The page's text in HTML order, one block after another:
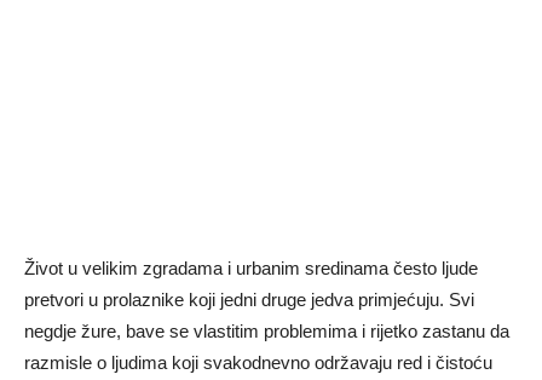
Život u velikim zgradama i urbanim sredinama često ljude
pretvori u prolaznike koji jedni druge jedva primjećuju. Svi
negdje žure, bave se vlastitim problemima i rijetko zastanu da
razmisle o ljudima koji svakodnevno održavaju red i čistoću